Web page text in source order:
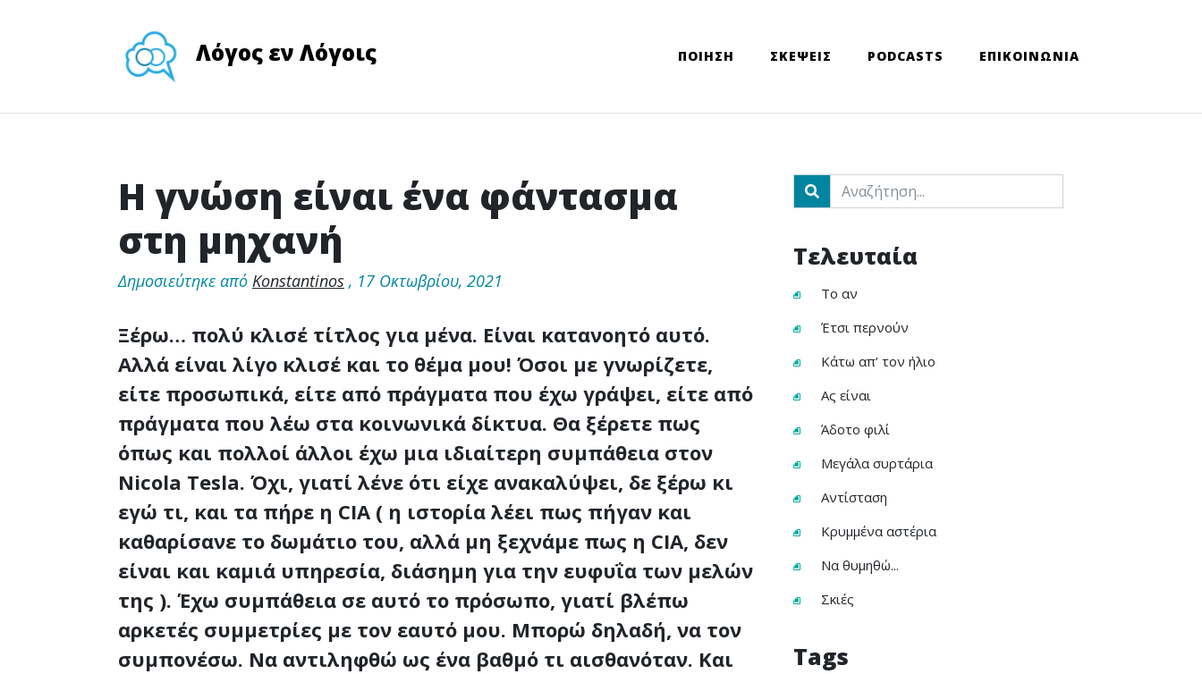
Λόγος εν Λόγοις ΠΟΙΗΣΗ ΣΚΕΨΕΙΣ PODCASTS ΕΠΙΚΟΙΝΩΝΙΑ
H γνώση είναι ένα φάντασμα
στη μηχανή
Δημοσιεύτηκε από Konstantinos , 17 Οκτωβρίου, 2021
Ξέρω… πολύ κλισέ τίτλος για μένα. Είναι κατανοητό αυτό.
Αλλά είναι λίγο κλισέ και το θέμα μου! Όσοι με γνωρίζετε,
είτε προσωπικά, είτε από πράγματα που έχω γράψει, είτε από
πράγματα που λέω στα κοινωνικά δίκτυα. Θα ξέρετε πως
όπως και πολλοί άλλοι έχω μια ιδιαίτερη συμπάθεια στον
Nicola Tesla. Όχι, γιατί λένε ότι είχε ανακαλύψει, δε ξέρω κι
εγώ τι, και τα πήρε η CIA ( η ιστορία λέει πως πήγαν και
καθαρίσανε το δωμάτιο του, αλλά μη ξεχνάμε πως η CIA, δεν
είναι και καμιά υπηρεσία, διάσημη για την ευφυΐα των μελών
της ). Έχω συμπάθεια σε αυτό το πρόσωπο, γιατί βλέπω
αρκετές συμμετρίες με τον εαυτό μου. Μπορώ δηλαδή, να τον
συμπονέσω. Να αντιληφθώ ως ένα βαθμό τι αισθανόταν. Και
Search
Τελευταία
Το αν
Έτσι περνούν
Κάτω απ’ τον ήλιο
Ας είναι
Άδοτο φιλί
Μεγάλα συρτάρια
Αντίσταση
Κρυμμένα αστέρια
Να θυμηθώ...
Σκιές
Tags